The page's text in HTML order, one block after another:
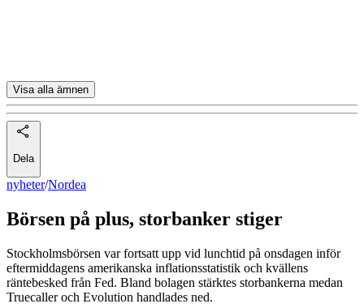
Visa alla ämnen
Dela
nyheter/Nordea
Börsen på plus, storbanker stiger
Stockholmsbörsen var fortsatt upp vid lunchtid på onsdagen inför
eftermiddagens amerikanska inflationsstatistik och kvällens
räntebesked från Fed. Bland bolagen stärktes storbankerna medan
Truecaller och Evolution handlades ned.